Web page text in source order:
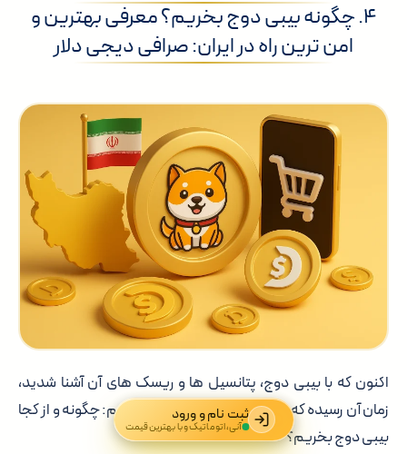
۴. چگونه بیبی دوج بخریم؟ معرفی بهترین و
امن ترین راه در ایران: صرافی دیجی دلار
اکنون که با بیبی دوج، پتانسیل ها و ریسک های آن آشنا شدید،
زمان آن رسیده که به مهم ترین سوال پاسخ دهیم: چگونه و از کجا
بیبی دوج بخریم؟
ثبت نام و ورود
آنی، اتوماتیک و با بهترین قیمت